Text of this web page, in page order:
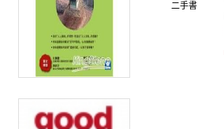
二手書